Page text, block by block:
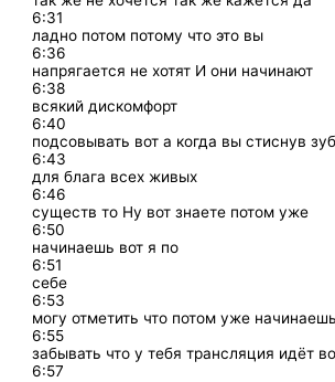
6:31
ладно потом потому что это вы
6:36
напрягается не хотят И они начинают
6:38
всякий дискомфорт
6:40
подсовывать вот а когда вы стиснув
6:43
для блага всех живых
6:46
существ то Ну вот знаете потом уже
6:50
начинаешь вот я по
6:51
себе
6:53
могу отметить что потом уже начинаешь
6:55
забывать что у тебя трансляция идёт
6:57